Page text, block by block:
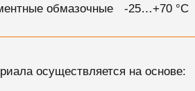
обмазочные
-25…+70 °C
осуществляется на основе: